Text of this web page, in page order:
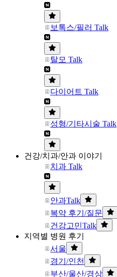
보톡스/필러 Talk
탈모 Talk
다이어트 Talk
성형/기타시술 Talk
건강/치과/안과 이야기
치과 Talk
안과Talk
복약 후기/질문
건강고민Talk
지역별 병원 후기
서울
경기/인천
부산/울산/경상